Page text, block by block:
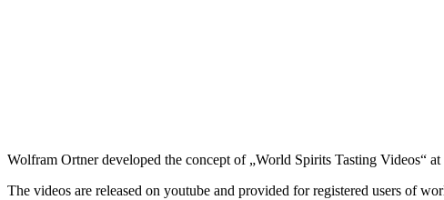
Wolfram Ortner developed the concept of „World Spirits Tasting Videos“
The videos are released on youtube and provided for registered users of